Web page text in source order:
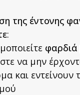
της έντονης
:
να μην
και